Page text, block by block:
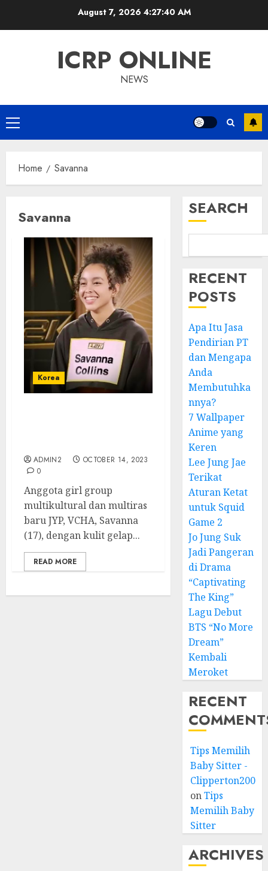
August 7, 2026 4:27:40 AM
ICRP ONLINE
NEWS
Primary
Menu
Home Savanna
Savanna
Korea
ADMIN2
OCTOBER 14, 2023
0
Anggota girl group
multikultural dan multiras
baru JYP, VCHA, Savanna
(17), dengan kulit gelap...
READ MORE
SEARCH
RECENT
POSTS
Apa Itu Jasa
Pendirian PT
dan Mengapa
Anda
Membutuhka
nnya?
7 Wallpaper
Anime yang
Keren
Lee Jung Jae
Terikat
Aturan Ketat
untuk Squid
Game 2
Jo Jung Suk
Jadi Pangeran
di Drama
“Captivating
The King”
Lagu Debut
BTS “No More
Dream”
Kembali
Meroket
RECENT
Tips Memilih
Baby Sitter -
Clipperton2008
onTips
Memilih Baby
Sitter
ARCHIVES